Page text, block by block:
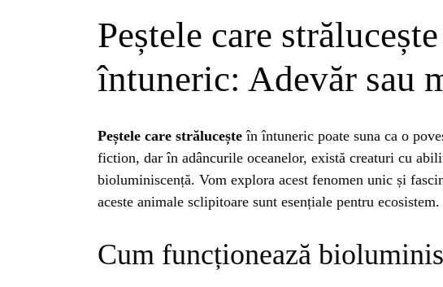
Peștele care
întuneric: Adevăr sau
Peștele care strălucește în întuneric poate suna ca o
fiction, dar în adâncurile oceanelor, există creaturi cu
bioluminiscență. Vom explora acest fenomen unic și
aceste animale sclipitoare sunt esențiale pentru ecosistem.
Cum funcționează